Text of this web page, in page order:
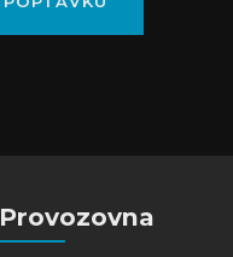
Provozovna